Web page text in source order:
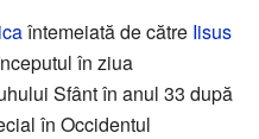
întemeiată de către Iisus
în ziua
Sfânt în anul 33 după
în Occidentul